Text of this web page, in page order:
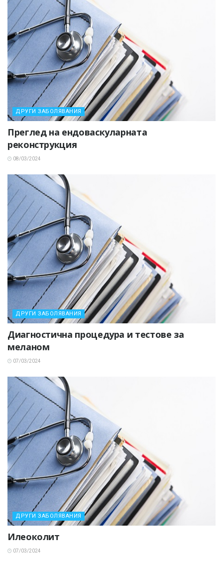
ДРУГИ ЗАБОЛЯВАНИЯ
Преглед на ендоваскуларната
реконструкция
08/03/2024
ДРУГИ ЗАБОЛЯВАНИЯ
Диагностична процедура и тестове за
меланом
07/03/2024
ДРУГИ ЗАБОЛЯВАНИЯ
Илеоколит
07/03/2024